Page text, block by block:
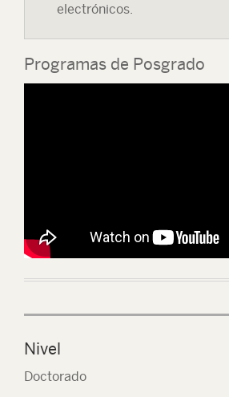
electrónicos.
Programas de Posgrado
Nivel
Doctorado